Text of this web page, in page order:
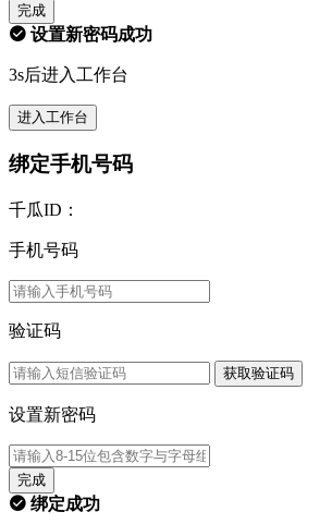
完成
设置新密码成功
3s后进入工作台
进入工作台
绑定手机号码
千瓜ID：
手机号码
验证码
获取验证码
设置新密码
完成
绑定成功